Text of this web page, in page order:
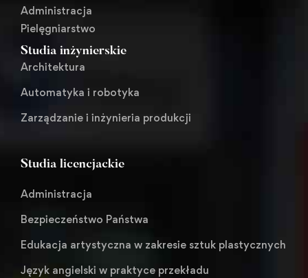
Administracja
Pielęgniarstwo
Studia inżynierskie
Architektura
Automatyka i robotyka
Zarządzanie i inżynieria produkcji
Studia licencjackie
Administracja
Bezpieczeństwo Państwa
Edukacja artystyczna w zakresie sztuk plastycznych
Język angielski w praktyce przekładu